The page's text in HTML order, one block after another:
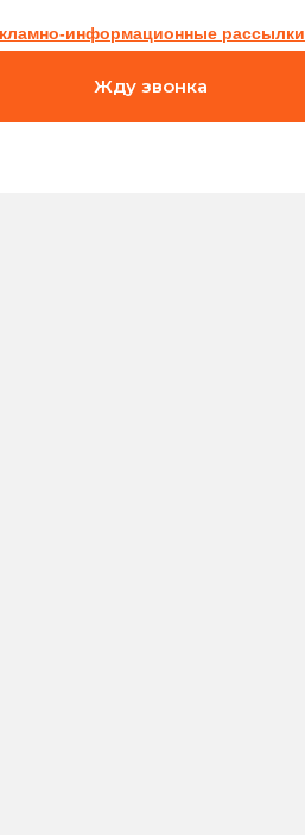
информационные рассылки
Жду звонка